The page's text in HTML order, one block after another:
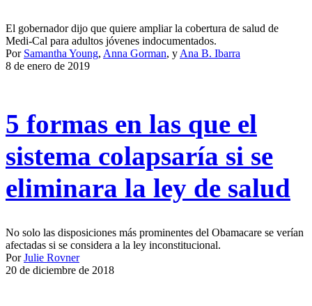
El gobernador dijo que quiere ampliar la cobertura de salud de
Medi-Cal para adultos jóvenes indocumentados.
Por Samantha Young, Anna Gorman, y Ana B. Ibarra
8 de enero de 2019
5 formas en las que el
sistema colapsaría si se
eliminara la ley de salud
No solo las disposiciones más prominentes del Obamacare se verían
afectadas si se considera a la ley inconstitucional.
PorJulie Rovner
20 de diciembre de 2018